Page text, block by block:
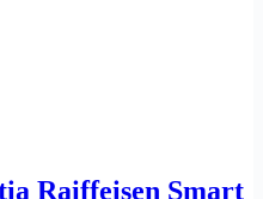
Raiffeisen Smart